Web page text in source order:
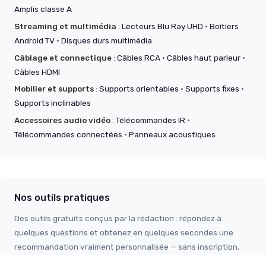
Amplis classe A
Streaming et multimédia : Lecteurs Blu Ray UHD · Boîtiers
Android TV · Disques durs multimédia
Câblage et connectique: Câbles RCA · Câbles haut parleur ·
Câbles HDMI
Mobilier et supports: Supports orientables · Supports fixes ·
Supports inclinables
Accessoires audio vidéo:Télécommandes IR ·
Télécommandes connectées · Panneaux acoustiques
Nos outils pratiques
Des outils gratuits conçus par la rédaction : répondez à
quelques questions et obtenez en quelques secondes une
recommandation vraiment personnalisée — sans inscription,